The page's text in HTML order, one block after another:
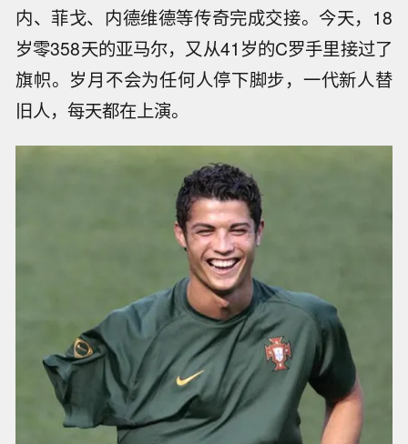
内、菲戈、内德维德等传奇完成交接。今天，18
岁零358天的亚马尔，又从41岁的C罗手里接过了
旗帜。岁月不会为任何人停下脚步，一代新人替
旧人，每天都在上演。